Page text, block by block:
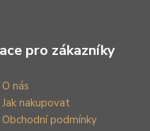
pro zákazníky
O nás
Jak nakupovat
Obchodní podmínky